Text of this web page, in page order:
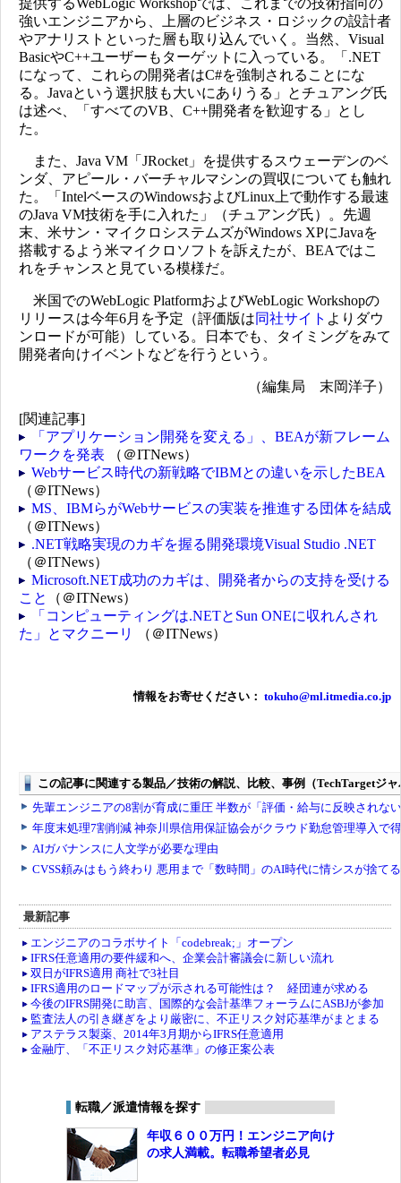
提供するWebLogic Workshopでは、これまでの技術指向の
強いエンジニアから、上層のビジネス・ロジックの設計者
やアナリストといった層も取り込んでいく。当然、Visual
BasicやC++ユーザーもターゲットに入っている。「.NET
になって、これらの開発者はC#を強制されることにな
る。Javaという選択肢も大いにありうる」とチュアング氏
は述べ、「すべてのVB、C++開発者を歓迎する」とし
た。
また、Java VM「JRocket」を提供するスウェーデンのベ
ンダ、アピール・バーチャルマシンの買収についても触れ
た。「IntelベースのWindowsおよびLinux上で動作する最速
のJava VM技術を手に入れた」（チュアング氏）。先週
末、米サン・マイクロシステムズがWindows XPにJavaを
搭載するよう米マイクロソフトを訴えたが、BEAではこ
れをチャンスと見ている模様だ。
米国でのWebLogic PlatformおよびWebLogic Workshopの
リリースは今年6月を予定（評価版は同社サイト よりダウ
ンロードが可能）している。日本でも、タイミングをみて
開発者向けイベントなどを行うという。
（編集局 末岡洋子）
[関連記事]
「アプリケーション開発を変える」、BEAが新フレーム
ワークを発表 （＠ITNews）
Webサービス時代の新戦略でIBMとの違いを示したBEA
（＠ITNews）
MS、IBMらがWebサービスの実装を推進する団体を結成
（＠ITNews）
.NET戦略実現のカギを握る開発環境Visual Studio .NET
（＠ITNews）
Microsoft.NET成功のカギは、開発者からの支持を受ける
こと
（＠ITNews）
「コンピューティングは.NETとSun ONEに収れんされ
た」とマクニーリ
（＠ITNews）
情報をお寄せください： tokuho@ml.itmedia.co.jp
最新記事
エンジニアのコラボサイト「codebreak;」オープン
IFRS任意適用の要件緩和へ、企業会計審議会に新しい流れ
双日がIFRS適用 商社で3社目
IFRS適用のロードマップが示される可能性は？ 経団連が求める
今後のIFRS開発に助言、国際的な会計基準フォーラムにASBJが参加
監査法人の引き継ぎをより厳密に、不正リスク対応基準がまとまる
アステラス製薬、2014年3月期からIFRS任意適用
金融庁、「不正リスク対応基準」の修正案公表
転職／派遣情報を探す
年収６００万円！エンジニア向け
の求人満載。転職希望者必見